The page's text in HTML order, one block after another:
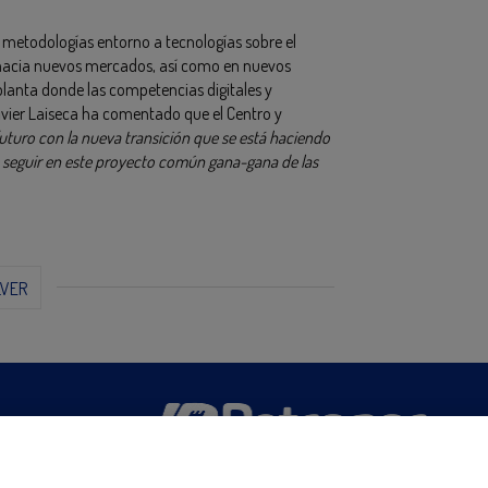
entorno a tecnologías sobre el
nuevos mercados, así como en nuevos
donde las competencias digitales y
Laiseca ha comentado que el Centro y
con la nueva transición que se está haciendo
en este proyecto común gana-gana de las